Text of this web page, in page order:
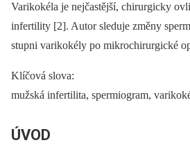
Varikokéla je nejčastější, chirurgicky
infertility [2]. Autor sleduje změny
stupni varikokély po mikrochirurgické
Klíčová slova:
mužská infertilita, spermiogram,
ÚVOD